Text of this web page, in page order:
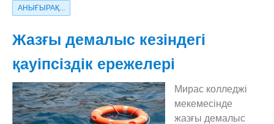
АНЫҒЫРАҚ...
Жазғы демалыс кезіндегі
қауіпсіздік ережелері
Мирас колледжі
мекемесінде
жазғы демалыс